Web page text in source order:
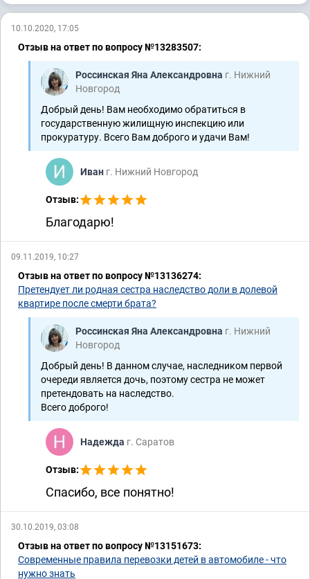
10.10.2020, 17:05
Отзыв на ответ по вопросу №13283507:
Россинская Яна Александровна г. Нижний
Новгород
Добрый день! Вам необходимо обратиться в
государственную жилищную инспекцию или
прокуратуру. Всего Вам доброго и удачи Вам!
Иван г. Нижний Новгород
Отзыв:
Благодарю!
09.11.2019, 10:27
Отзыв на ответ по вопросу №13136274:
Претендует ли родная сестра наследство доли в долевой
квартире после смерти брата?
Россинская Яна Александровна г. Нижний
Новгород
Добрый день! В данном случае, наследником первой
очереди является дочь, поэтому сестра не может
претендовать на наследство.
Всего доброго!
Надежда г. Саратов
Отзыв:
Спасибо, все понятно!
30.10.2019, 03:08
Отзыв на ответ по вопросу №13151673:
Современные правила перевозки детей в автомобиле - что
нужно знать